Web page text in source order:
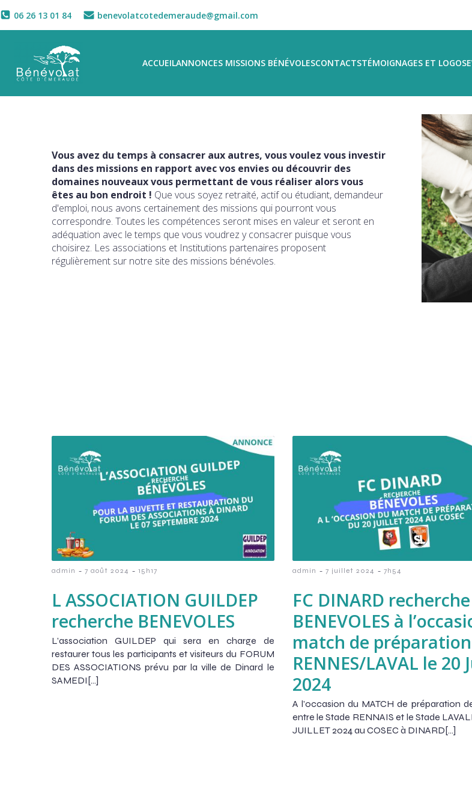
06 26 13 01 84 benevolatcotedemeraude@gmail.com
ACCUEILANNONCES MISSIONS BÉNÉVOLESCONTACTSTÉMOIGNAGES ET LOGOS
Vous avez du temps à consacrer aux autres, vous voulez vous investir
dans des missions en rapport avec vos envies ou découvrir des
domaines nouveaux vous permettant de vous réaliser alors vous
êtes au bon endroit ! Que vous soyez retraité, actif ou étudiant, demandeur
d'emploi, nous avons certainement des missions qui pourront vous
correspondre. Toutes les compétences seront mises en valeur et seront en
adéquation avec le temps que vous voudrez y consacrer puisque vous
choisirez. Les associations et Institutions partenaires proposent
régulièrement sur notre site des missions bénévoles.
admin - 7 août 2024 - 15h17
L ASSOCIATION GUILDEP
recherche BENEVOLES
L’association GUILDEP qui sera en charge de
restaurer tous les participants et visiteurs du FORUM
DES ASSOCIATIONS prévu par la ville de Dinard le
SAMEDI[…]
admin - 7 juillet 2024 - 7h54
FC DINARD recherche
BENEVOLES à
match de préparation
RENNES/LAVAL le 20
2024
A l’occasion du MATCH de préparation
entre le Stade RENNAIS et le Stade
JUILLET 2024 au COSEC à DINARD[…]